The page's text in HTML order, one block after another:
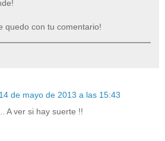
quedo con tu comentario!
14 de mayo de 2013 a las 15:43
A ver si hay suerte !!